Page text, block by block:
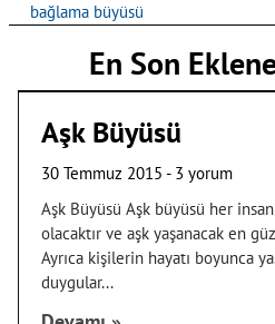
bağlama büyüsü
En Son
Aşk Büyüsü
30 Temmuz 2015
3 yorum
Aşk Büyüsü Aşk büyüsü her
olacaktır ve aşk yaşanacak en
Ayrıca kişilerin hayatı boyunca
duygular